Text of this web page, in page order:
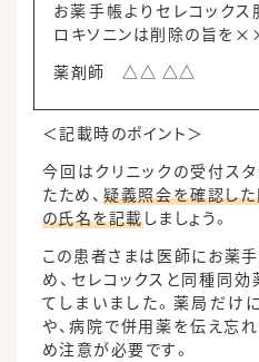
お薬手帳よりセレコック
ロキソニンは削除の旨を
薬剤師 △△ △△
＜記載時のポイント＞
今回はクリニックの受付ス
たため、 疑義照会を確認し
の氏名を記載しましょう。
この患者さまは医師にお薬
め、セレコックスと同種同
てしまいました。薬局だけ
や、病院で併用薬を伝え忘
め注意が必要です。